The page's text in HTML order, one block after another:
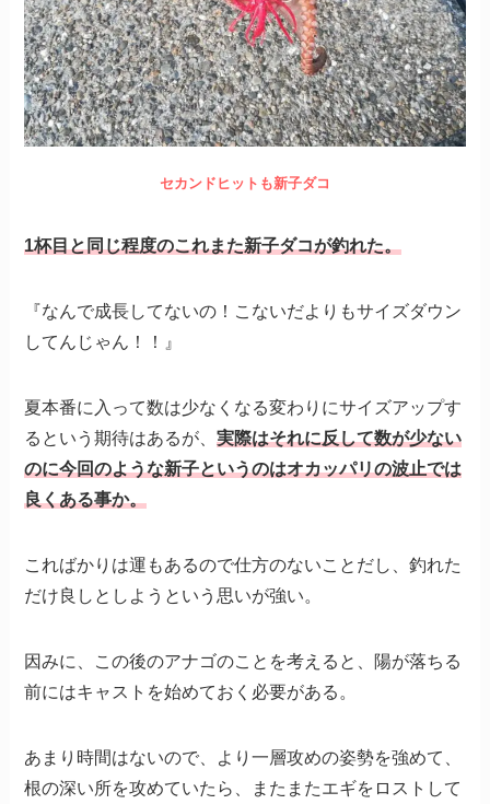
セカンドヒットも新子ダコ
1杯目と同じ程度のこれまた新子ダコが釣れた。
『なんで成長してないの！こないだよりもサイズダウン
してんじゃん！！』
夏本番に入って数は少なくなる変わりにサイズアップす
るという期待はあるが、実際はそれに反して数が少ない
のに今回のような新子というのはオカッパリの波止では
良くある事か。
こればかりは運もあるので仕方のないことだし、釣れた
だけ良しとしようという思いが強い。
因みに、この後のアナゴのことを考えると、陽が落ちる
前にはキャストを始めておく必要がある。
あまり時間はないので、より一層攻めの姿勢を強めて、
根の深い所を攻めていたら、またまたエギをロストして